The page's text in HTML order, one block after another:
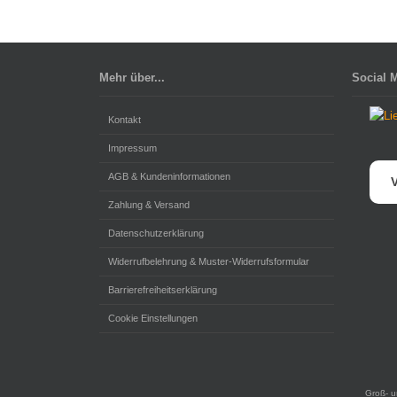
Mehr über...
Kontakt
Impressum
AGB & Kundeninformationen
Zahlung & Versand
Datenschutzerklärung
Widerrufbelehrung & Muster-Widerrufsformular
Barrierefreiheitserklärung
Cookie Einstellungen
Social
Groß-